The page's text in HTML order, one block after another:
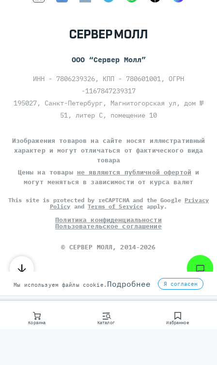
Корзина Каталог Избранное
ООО “Сервер Молл”
ИНН - 7806239326, КПП - 780601001, ОГРН
-1167847239317
195027, Санкт-Петербург, Магнитогорская ул, дом №
51, литер С, помещение 10
Изображения товаров на сайте носят иллюстративный
характер и могут отличаться от фактического вида
товара
Цены на товары не являются публичной офертой и
могут меняться в зависимости от курса валют
This site is protected by reCAPTCHA and the Google Privacy
Policy andTerms of Service apply.
Политика конфиденциальности
Пользовательское соглашение
© СЕРВЕР МОЛЛ, 2014-2026
Мы используем файлы cookie. Подробнее Я согласен